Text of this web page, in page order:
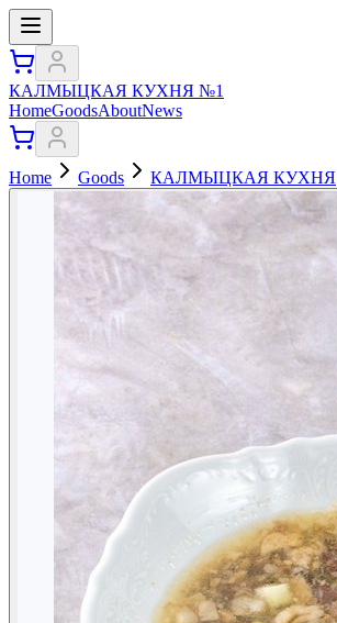
КАЛМЫЦКАЯ КУХНЯ №1
HomeGoodsAboutNews
Home Goods КАЛМЫЦКАЯ КУХНЯ